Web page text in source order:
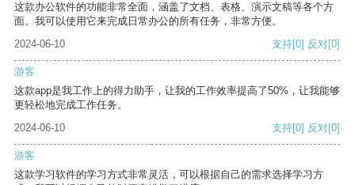
这款办公软件的功能非常全面，涵盖了文档、表格、演示文稿等各个方
面。我可以使用它来完成日常办公的所有任务，非常方便。
2024-06-10
支持[0] 反对[0]
游客
这款app是我工作上的得力助手，让我的工作效率提高了50%，让我能够
更轻松地完成工作任务。
2024-06-10
支持[0] 反对[0]
游客
这款学习软件的学习方式非常灵活，可以根据自己的需求选择学习方